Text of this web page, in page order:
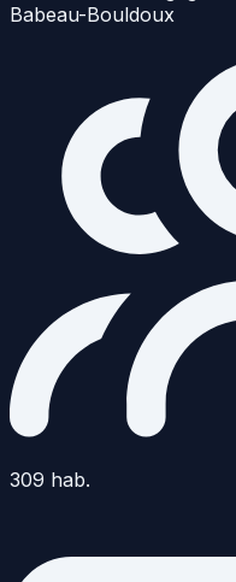
Babeau-Bouldoux
309 hab.